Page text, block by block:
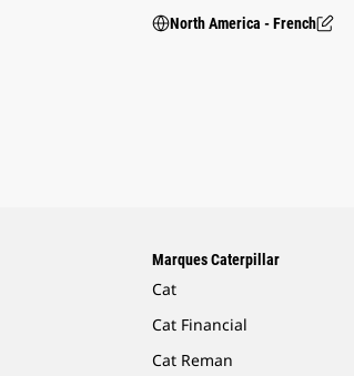
North America - French
Marques Caterpillar
Cat
Cat Financial
Cat Reman